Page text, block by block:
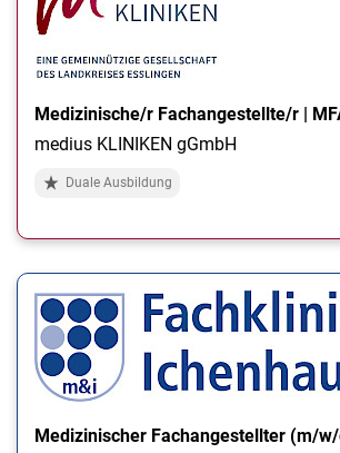
Medizinische/r Fachangestellte/r |
medius KLINIKEN gGmbH
Duale Ausbildung
Medizinischer Fachangestellter (m/